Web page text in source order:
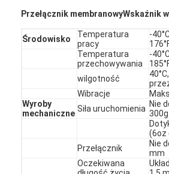
Pokaz VR
O nas
Wycieczka po fabryce
Kontrola jakości
Przełącznik membranowyWskaźnik
Środowisko
Temperatura
pracy
-
Temperatura
przechowywania
-
wilgotność
Wibracje
Wyroby
mechaniczne Siła uruchomienia Nie
(6oz
Przełącznik
Nie
mm
Oczekiwana